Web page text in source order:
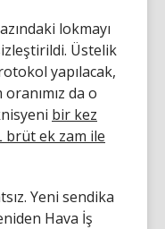
lokmayı
Üstelik
yapılacak,
da o
bir kez
brüt ek zam ile
Yeni sendika
Hava İş